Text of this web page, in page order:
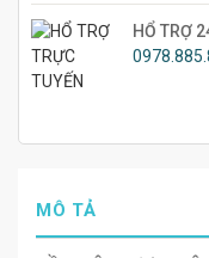
HỔ TRỢ
MÔ TẢ